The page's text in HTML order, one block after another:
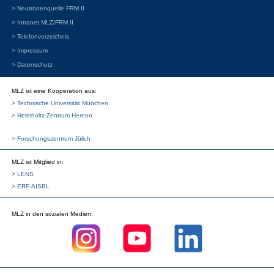
> Neutronenquelle FRM II
> Intranet MLZ/FRM II
> Telefonverzeichnis
> Impressum
> Datenschutz
MLZ ist eine Kooperation aus:
> Technische Universität München
> Helmholtz-Zentrum Hereon
> Forschungszentrum Jülich
MLZ ist Mitglied in:
> LENS
> ERF-AISBL
MLZ in den sozialen Medien: